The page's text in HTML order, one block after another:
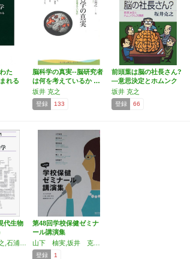
た
れる
脳科学の真実--脳研究者
は何を考えているか …
坂井 克之
登録 133
前頭葉は脳の社長さん?
―意思決定とホムンク
ル…
坂井 克之
登録 66
代生物
第48回学校保健ゼミナ
ール講演集
登録 1